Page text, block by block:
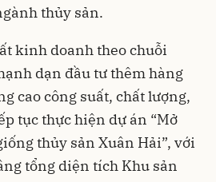
thủy sản.
kinh doanh theo chuỗi
dạn đầu tư thêm hàng
cao công suất, chất lượng,
tục thực hiện dự án “Mở
thủy sản Xuân Hải”, với
tổng diện tích Khu sản